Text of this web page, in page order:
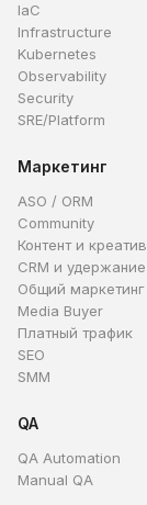
IaC
Infrastructure
Kubernetes
Observability
Security
SRE/Platform
Маркетинг
ASO / ORM
Community
Контент и креатив
CRM и удержание
Общий маркетинг
Media Buyer
Платный трафик
SEO
SMM
QA
QA Automation
Manual QA